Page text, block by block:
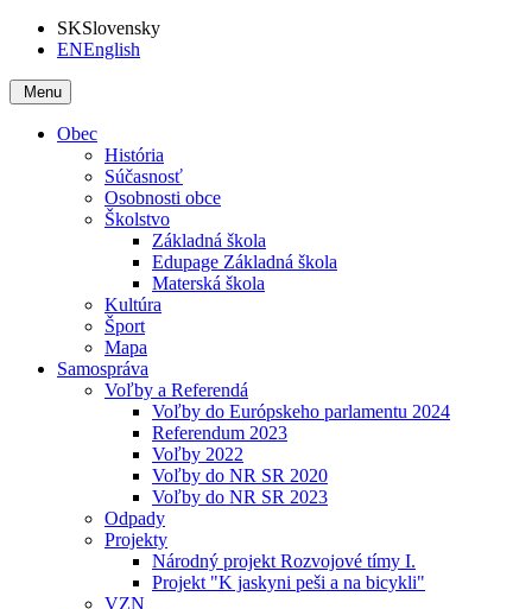
SKSlovensky
ENEnglish
Menu
Obec
História
Súčasnosť
Osobnosti obce
Školstvo
Základná škola
Edupage Základná škola
Materská škola
Kultúra
Šport
Mapa
Samospráva
Voľby a Referendá
Voľby do Európskeho parlamentu 2024
Referendum 2023
Voľby 2022
Voľby do NR SR 2020
Voľby do NR SR 2023
Odpady
Projekty
Národný projekt Rozvojové tímy I.
Projekt "K jaskyni peši a na bicykli"
VZN